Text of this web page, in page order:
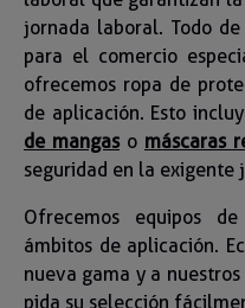
jornada laboral. Todo
para el comercio
ofrecemos ropa de
de aplicación. Esto
de mangaso máscaras
seguridad en la exigente
Ofrecemos equipos
ámbitos de aplicación.
nueva gama y a
pida su selección